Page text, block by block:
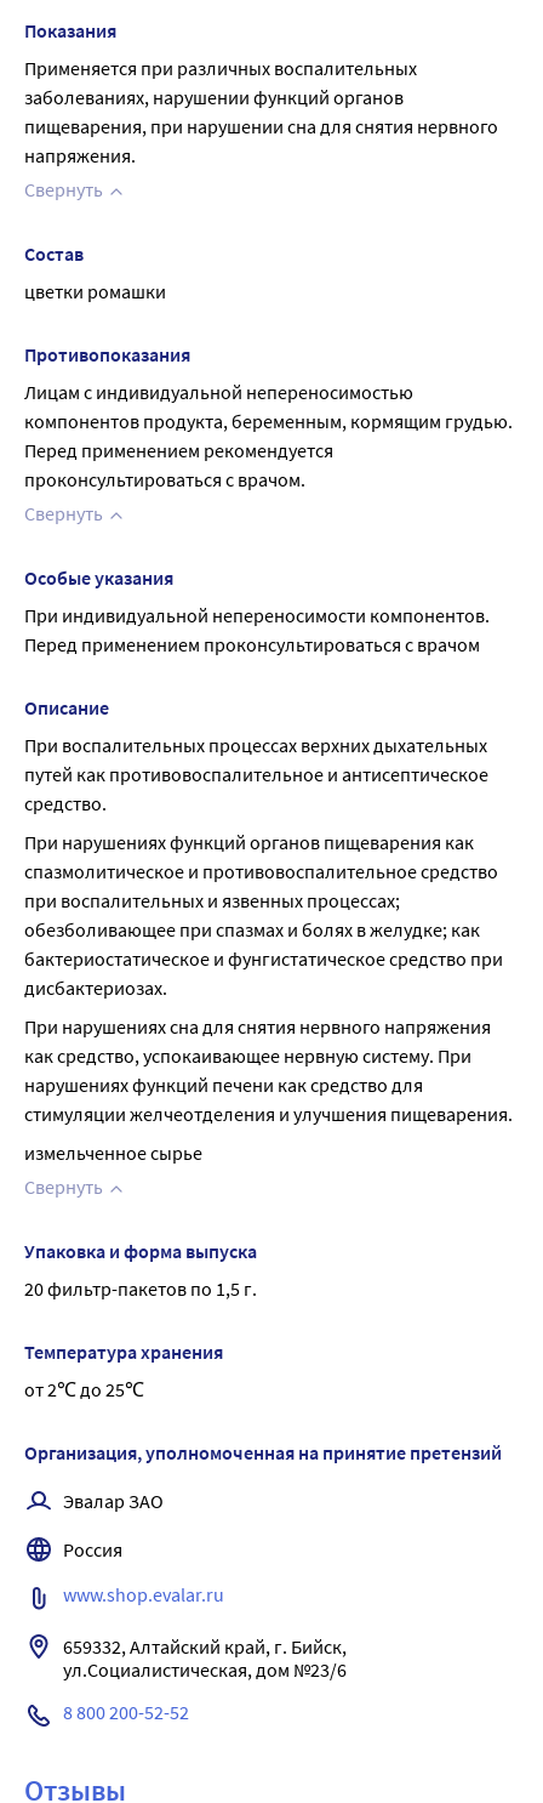
Показания
Применяется при различных воспалительных
заболеваниях, нарушении функций органов
пищеварения, при нарушении сна для снятия нервного
напряжения.
Свернуть
Состав
цветки ромашки
Противопоказания
Лицам с индивидуальной непереносимостью
компонентов продукта, беременным, кормящим грудью.
Перед применением рекомендуется
проконсультироваться с врачом.
Свернуть
Особые указания
При индивидуальной непереносимости компонентов.
Перед применением проконсультироваться с врачом
Описание
При воспалительных процессах верхних дыхательных
путей как противовоспалительное и антисептическое
средство.
При нарушениях функций органов пищеварения как
спазмолитическое и противовоспалительное средство
при воспалительных и язвенных процессах;
обезболивающее при спазмах и болях в желудке; как
бактериостатическое и фунгистатическое средство при
дисбактериозах.
При нарушениях сна для снятия нервного напряжения
как средство, успокаивающее нервную систему. При
нарушениях функций печени как средство для
стимуляции желчеотделения и улучшения пищеварения.
измельченное сырье
Свернуть
Упаковка и форма выпуска
20 фильтр-пакетов по 1,5 г.
Температура хранения
от 2℃ до 25℃
Организация, уполномоченная на принятие претензий
Эвалар ЗАО
Россия
www.shop.evalar.ru
659332, Алтайский край, г. Бийск,
ул.Социалистическая, дом №23/6
8 800 200-52-52
Отзывы